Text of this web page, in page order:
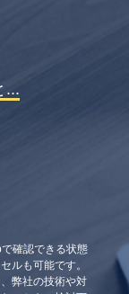
...
確認できる状態
ルも可能です。
弊社の技術や対